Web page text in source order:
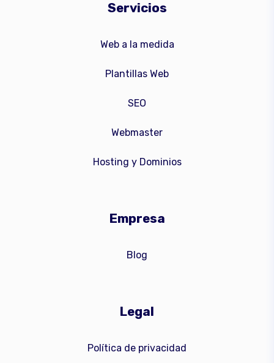
Servicios
Web a la medida
Plantillas Web
SEO
Webmaster
Hosting y Dominios
Empresa
Blog
Legal
Política de privacidad